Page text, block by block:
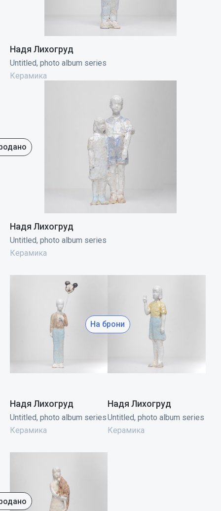
Надя Лихогруд
Untitled, photo album series
Керамика
Надя Лихогруд
Untitled, photo album series
Керамика
Надя Лихогруд
Untitled, photo album series
Керамика
На брони
Надя Лихогруд
Untitled, photo album series
Керамика